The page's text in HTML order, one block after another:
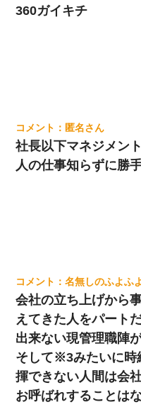
360ガイキチ
匿名
社長以下マネジメン
人の仕事知らずに勝
名無しのふよふ
会社の立ち上げから
えてきた人をパート
出来ない現管理職陣
そして※3みたいに時
揮できない人間は会
お呼ばれすることは